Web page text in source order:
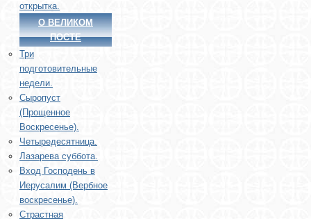
открытка.
О ВЕЛИКОМ
ПОСТЕ
Три
подготовительные
недели.
Сыропуст
(Прощенное
Воскресенье).
Четыредесятница.
Лазарева суббота.
Вход Господень в
Иерусалим (Вербное
воскресенье).
Страстная